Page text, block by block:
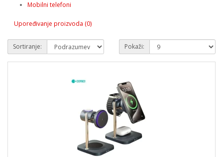
Mobilni telefoni
Upoređivanje proizvoda (0)
Sortiranje: Pokaži: